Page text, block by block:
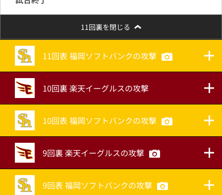
11回裏を閉じる
11回表 福岡ソフトバンクの攻撃
10回裏 楽天イーグルスの攻撃
10回表 福岡ソフトバンクの攻撃
9回裏 楽天イーグルスの攻撃
9回表 福岡ソフトバンクの攻撃